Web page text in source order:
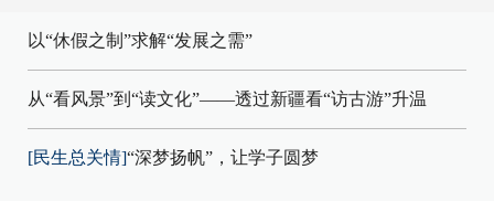
以“休假之制”求解“发展之需”
从“看风景”到“读文化”——透过新疆看“访古游”升温
[民生总关情]“深梦扬帆”，让学子圆梦